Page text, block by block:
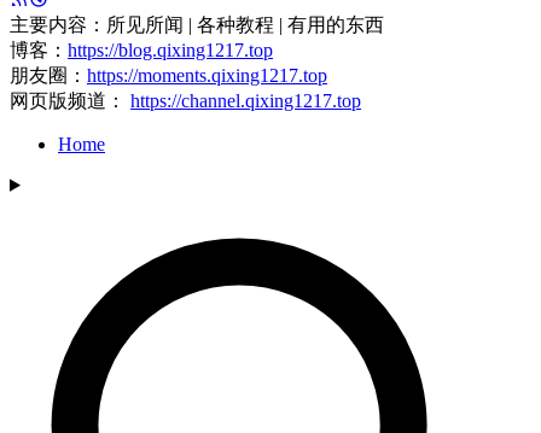
主要内容：所见所闻 | 各种教程 | 有用的东西
博客： https://blog.qixing1217.top
朋友圈： https://moments.qixing1217.top
网页版频道： https://channel.qixing1217.top
Home